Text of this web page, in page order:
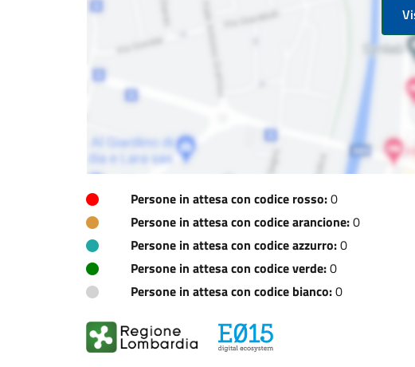
Persone in attesa con codice rosso:0
Persone in attesa con codice arancione:0
Persone in attesa con codice azzurro:0
Persone in attesa con codice verde:0
Persone in attesa con codice bianco:0